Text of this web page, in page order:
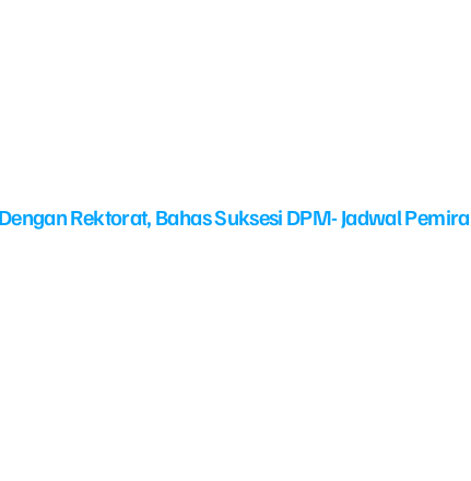
Rektorat, Bahas Suksesi DPM- Jadwal Pemira